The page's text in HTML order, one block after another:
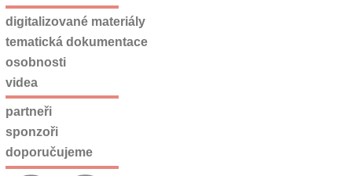
digitalizované materiály
tematická dokumentace
osobnosti
videa
partneři
sponzoři
doporučujeme